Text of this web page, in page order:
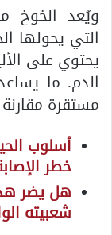
ويُعد الخوخ
التي يحولها
يحتوي على
الدم. ما
مستقرة مقارنة
أسلوب
خطر
هل يضر
شعبيته